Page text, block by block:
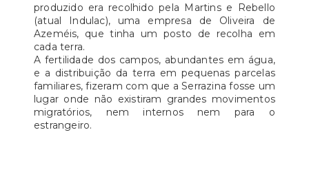
produzido era recolhido pela Martins e Rebello
(atual Indulac), uma empresa de Oliveira de
Azeméis, que tinha um posto de recolha em
cada terra.
A fertilidade dos campos, abundantes em água,
e a distribuição da terra em pequenas parcelas
familiares, fizeram com que a Serrazina fosse um
lugar onde não existiram grandes movimentos
migratórios, nem internos nem para o
estrangeiro.